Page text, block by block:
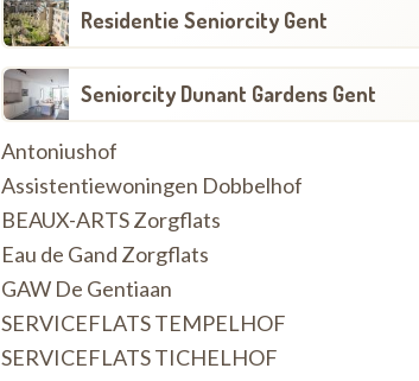
Residentie Seniorcity Gent
Seniorcity Dunant Gardens Gent
Antoniushof
Assistentiewoningen Dobbelhof
BEAUX-ARTS Zorgflats
Eau de Gand Zorgflats
GAW De Gentiaan
SERVICEFLATS TEMPELHOF
SERVICEFLATS TICHELHOF